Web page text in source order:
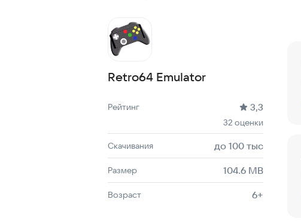
Retro64 Emulator
Рейтинг: 3,3, 32 оценки
Скачиваний: до 100 тыс
Размер файла: 104.6 MB
Возрастное ограничение: 104.6 MB
Рейтинг 3,3
32 оценки
Скачивания до 100 тыс
Размер 104.6 MB
Возраст 6+